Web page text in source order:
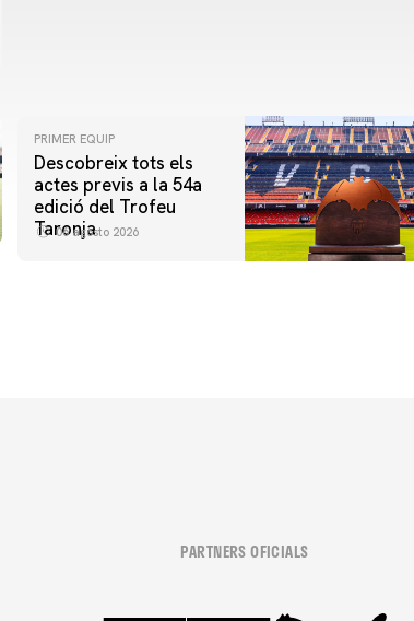
PRIMER EQUIP
Descobreix tots els
actes previs a la 54a
edició del Trofeu
Taronja
06 agosto 2026
PARTNERS OFICIALS